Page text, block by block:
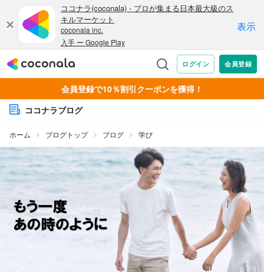
会員登録で10％割引クーポンを獲得！
ココナラブログ
ホーム ブログトップ ブログ 学び